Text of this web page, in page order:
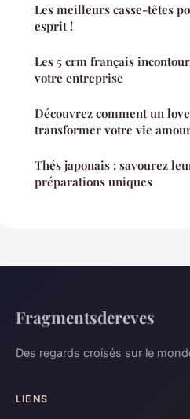
Les meilleurs casse-têtes
esprit !
Les 5 crm français
votre entreprise
Découvrez comment un
transformer votre vie
Thés japonais : savourez
préparations uniques
Fragmentsdereves
Des regards croisés sur le
LIENS